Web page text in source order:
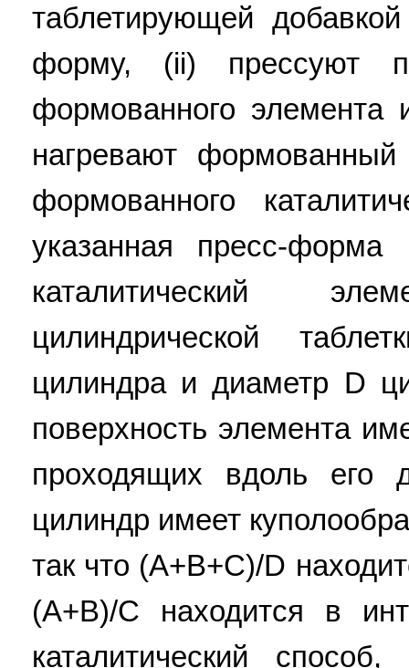
таблетирующей
форму, (ii) прессуют
формованного элемента
нагревают
формованного
указанная пресс-
каталитический
цилиндрической
цилиндра и диаметр D
поверхность элемента
проходящих вдоль его
цилиндр имеет
так что (A+B+C)/D
(A+B)/C находится в
каталитический